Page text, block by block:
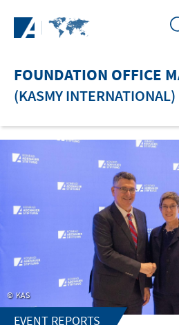
FOUNDATION OFFICE
(KASMY INTERNATIONAL)
KAS
EVENT REPORTS